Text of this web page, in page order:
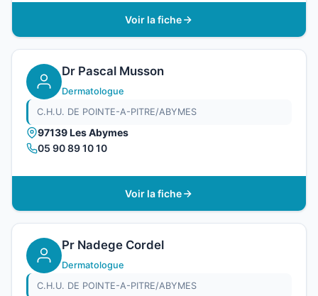
Voir la fiche
Dr Pascal Musson
Dermatologue
C.H.U. DE POINTE-A-PITRE/ABYMES
97139 Les Abymes
05 90 89 10 10
Voir la fiche
Pr Nadege Cordel
Dermatologue
C.H.U. DE POINTE-A-PITRE/ABYMES